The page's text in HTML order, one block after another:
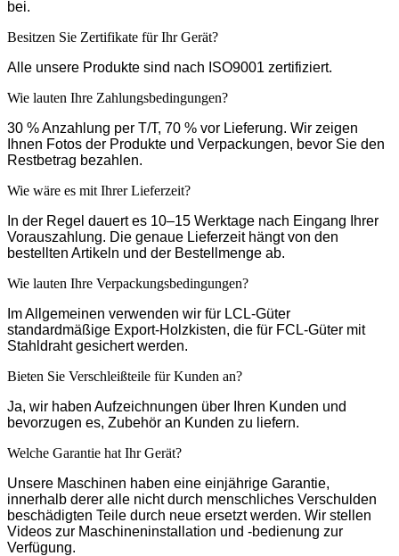
bei.
Besitzen Sie Zertifikate für Ihr Gerät?
Alle unsere Produkte sind nach ISO9001 zertifiziert.
Wie lauten Ihre Zahlungsbedingungen?
30 % Anzahlung per T/T, 70 % vor Lieferung. Wir zeigen
Ihnen Fotos der Produkte und Verpackungen, bevor Sie den
Restbetrag bezahlen.
Wie wäre es mit Ihrer Lieferzeit?
In der Regel dauert es 10–15 Werktage nach Eingang Ihrer
Vorauszahlung. Die genaue Lieferzeit hängt von den
bestellten Artikeln und der Bestellmenge ab.
Wie lauten Ihre Verpackungsbedingungen?
Im Allgemeinen verwenden wir für LCL-Güter
standardmäßige Export-Holzkisten, die für FCL-Güter mit
Stahldraht gesichert werden.
Bieten Sie Verschleißteile für Kunden an?
Ja, wir haben Aufzeichnungen über Ihren Kunden und
bevorzugen es, Zubehör an Kunden zu liefern.
Welche Garantie hat Ihr Gerät?
Unsere Maschinen haben eine einjährige Garantie,
innerhalb derer alle nicht durch menschliches Verschulden
beschädigten Teile durch neue ersetzt werden. Wir stellen
Videos zur Maschineninstallation und -bedienung zur
Verfügung.